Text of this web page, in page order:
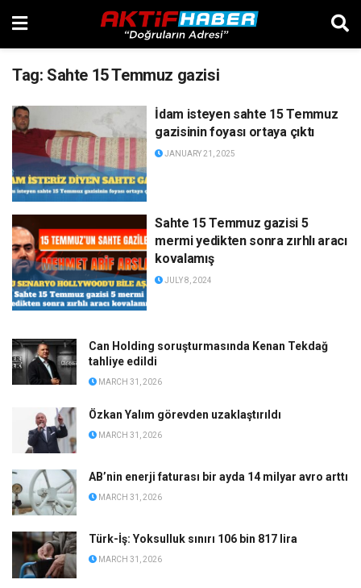
Tag: Sahte 15 Temmuz gazisi
İdam isteyen sahte 15 Temmuz
gazisinin foyası ortaya çıktı
JANUARY 21, 2025
Sahte 15 Temmuz gazisi 5
mermi yedikten sonra zırhlı aracı
kovalamış
JULY 8, 2024
Can Holding soruşturmasında Kenan Tekdağ
tahliye edildi
MARCH 31, 2026
Özkan Yalım görevden uzaklaştırıldı
MARCH 31, 2026
AB’nin enerji faturası bir ayda 14 milyar avro arttı
MARCH 31, 2026
Türk-İş: Yoksulluk sınırı 106 bin 817 lira
MARCH 31, 2026